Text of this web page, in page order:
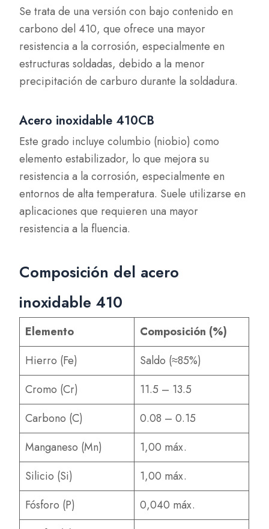
Se trata de una versión con bajo contenido en
carbono del 410, que ofrece una mayor
resistencia a la corrosión, especialmente en
estructuras soldadas, debido a la menor
precipitación de carburo durante la soldadura.
Acero inoxidable 410CB
Este grado incluye columbio (niobio) como
elemento estabilizador, lo que mejora su
resistencia a la corrosión, especialmente en
entornos de alta temperatura. Suele utilizarse en
aplicaciones que requieren una mayor
resistencia a la fluencia.
Composición del acero
inoxidable 410
Elemento
Composición (%)
Hierro (Fe)
Saldo (≈85%)
Cromo (Cr)
11.5 – 13.5
Carbono (C)
0.08 – 0.15
Manganeso (Mn)
1,00 máx.
Silicio (Si)
1,00 máx.
Fósforo (P)
0,040 máx.